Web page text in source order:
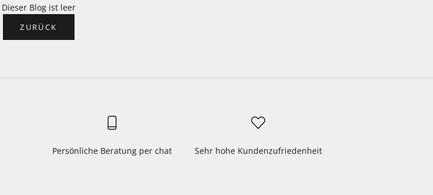
Dieser Blog ist leer
ZURÜCK
Persönliche Beratung per chat Sehr hohe Kundenzufriedenheit